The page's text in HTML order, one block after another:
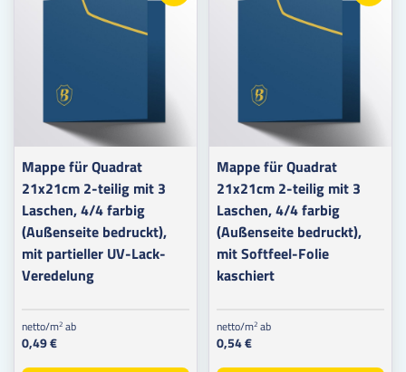
Mappe für Quadrat
21x21cm 2-teilig mit 3
Laschen, 4/4 farbig
(Außenseite bedruckt),
mit partieller UV-Lack-
Veredelung
netto/m2 ab
0,49 €
Mappe für Quadrat
21x21cm 2-teilig mit 3
Laschen, 4/4 farbig
(Außenseite bedruckt),
mit Softfeel-Folie
kaschiert
netto/m2 ab
0,54 €